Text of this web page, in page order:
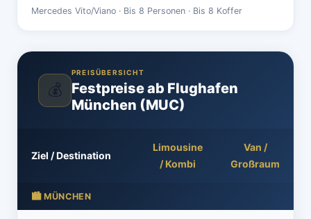
Mercedes Vito/Viano · Bis 8 Personen · Bis 8 Koffer
💰
PREISÜBERSICHT
Festpreise ab Flughafen
München (MUC)
Ziel / Destination
Limousine
/ Kombi
Van /
Großraum
🏙 MÜNCHEN